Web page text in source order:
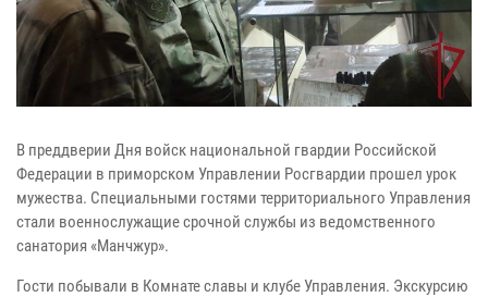
В преддверии Дня войск национальной гвардии Российской
Федерации в приморском Управлении Росгвардии прошел урок
мужества. Специальными гостями территориального Управления
стали военнослужащие срочной службы из ведомственного
санатория «Манчжур».
Гости побывали в Комнате славы и клубе Управления. Экскурсию